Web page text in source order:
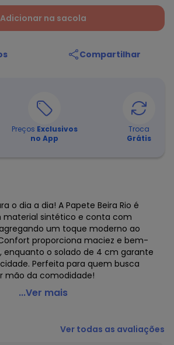
Adicionar na sacola
Compartilhar
Preços Exclusivos
no App
Troca
Grátis
o dia a dia! A Papete Beira Rio é
sintético e conta com
um toque moderno ao
proporciona maciez e bem-
enquanto o solado de 4 cm garante
Perfeita para quem busca
mão da comodidade!
Rio Off White
pvc
...Ver mais
Ver todas as avaliações